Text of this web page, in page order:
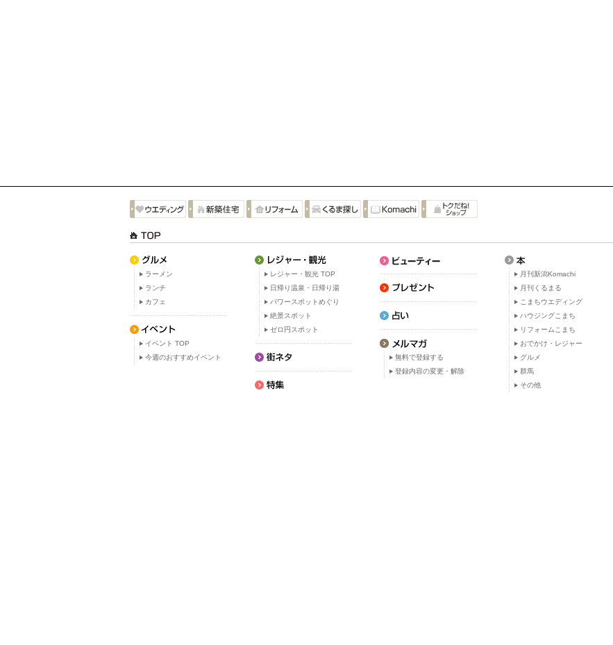
ラーメン
ランチ
カフェ
イベント TOP
今週のおすすめイベント
レジャー・観光 TOP
日帰り温泉・日帰り湯
パワースポットめぐり
絶景スポット
ゼロ円スポット
無料で登録する
登録内容の変更・解除
月刊新潟Komachi
月刊くるまる
こまちウエディング
ハウジングこまち
リフォームこまち
おでかけ・レジャー
グルメ
群馬
その他